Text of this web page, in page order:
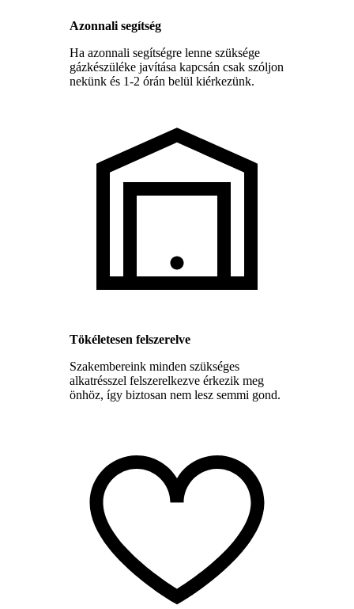
Azonnali segítség
Ha azonnali segítségre lenne szüksége
gázkészüléke javítása kapcsán csak szóljon
nekünk és 1-2 órán belül kiérkezünk.
Tökéletesen felszerelve
Szakembereink minden szükséges
alkatrésszel felszerelkezve érkezik meg
önhöz, így biztosan nem lesz semmi gond.